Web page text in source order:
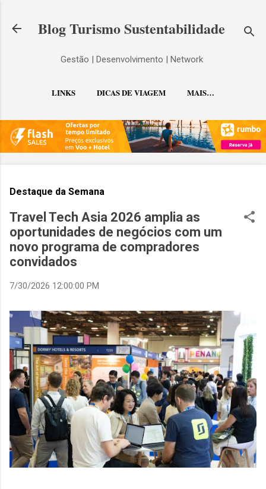
Blog Turismo Sustentabilidade
Gestão | Desenvolvimento | Network
LINKS DICAS DE VIAGEM MAIS…
CONTATO
Destaque da Semana
Travel Tech Asia 2026 amplia as
oportunidades de negócios com um
novo programa de compradores
convidados
7/30/2026 12:00:00 PM